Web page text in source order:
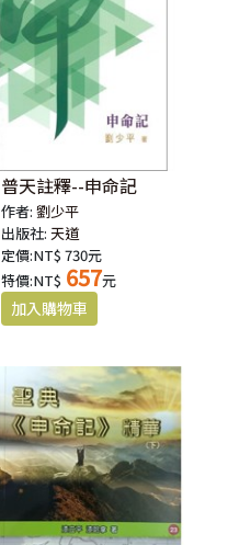
普天註釋--申命記
作者:劉少平
出版社:天道
定價:NT$ 730元
特價:NT$ 657元